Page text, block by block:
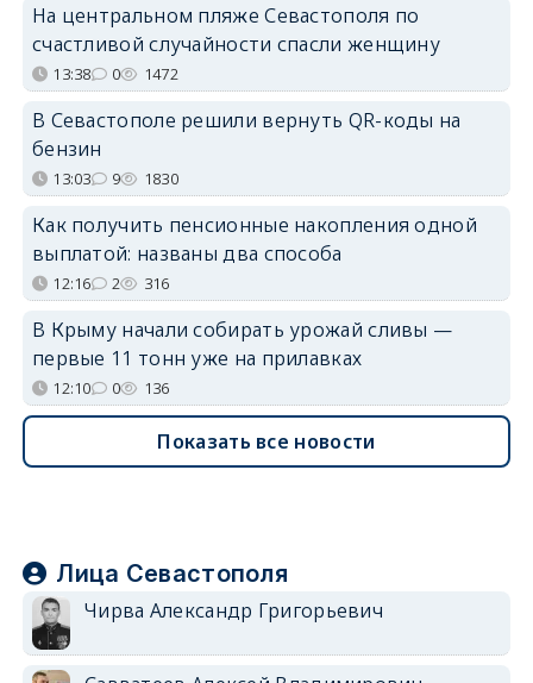
На центральном пляже Севастополя по
счастливой случайности спасли женщину
13:38 0 1472
В Севастополе решили вернуть QR-коды на
бензин
13:03 9 1830
Как получить пенсионные накопления одной
выплатой: названы два способа
12:16 2 316
В Крыму начали собирать урожай сливы —
первые 11 тонн уже на прилавках
12:10 0 136
Показать все новости
Лица Севастополя
Чирва Александр Григорьевич